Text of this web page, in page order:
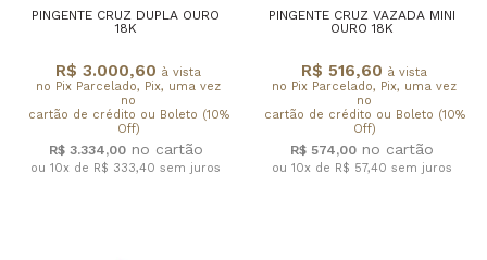
PINGENTE CRUZ DUPLA OURO
18K
R$ 3.000,60 à vista
no Pix Parcelado, Pix, uma vez
no
cartão de crédito ou Boleto (10%
Off)
R$ 3.334,00
ou 10x de R$ 333,40 sem juros
PINGENTE CRUZ VAZADA MINI
OURO 18K
R$ 516,60 à vista
no Pix Parcelado, Pix, uma vez
no
cartão de crédito ou Boleto (10%
Off)
R$ 574,00
ou 10x de R$ 57,40 sem juros